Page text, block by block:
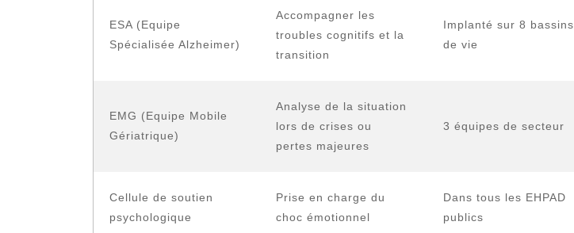
ESA (Equipe
Spécialisée Alzheimer)
Accompagner les
troubles cognitifs et la
transition
Implanté sur 8 bassins
de vie
EMG (Equipe Mobile
Gériatrique)
Analyse de la situation
lors de crises ou
pertes majeures
3 équipes de secteur
Cellule de soutien
psychologique
Prise en charge du
choc émotionnel
Dans tous les EHPAD
publics